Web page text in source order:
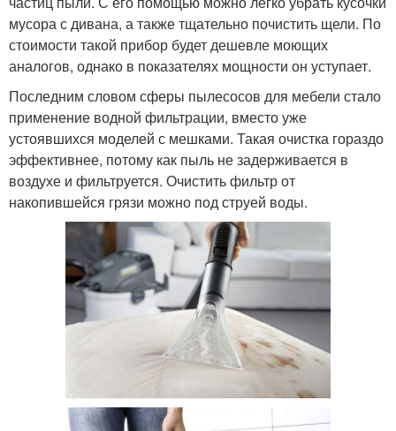
мусора с дивана, а также тщательно почистить щели. По
стоимости такой прибор будет дешевле моющих
аналогов, однако в показателях мощности он уступает.
Последним словом сферы пылесосов для мебели стало
применение водной фильтрации, вместо уже
устоявшихся моделей с мешками. Такая очистка гораздо
эффективнее, потому как пыль не задерживается в
воздухе и фильтруется. Очистить фильтр от
накопившейся грязи можно под струей воды.